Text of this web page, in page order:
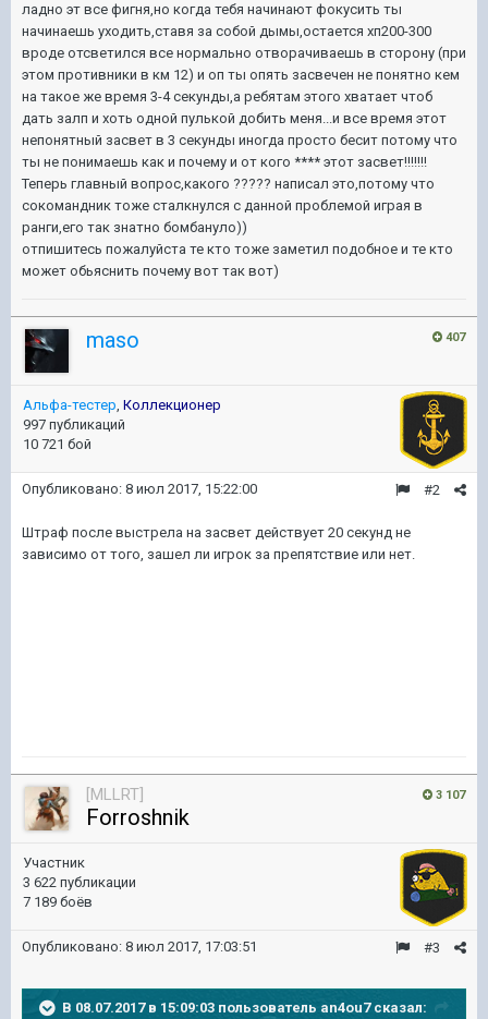
ладно эт все фигня,но когда тебя начинают фокусить ты
начинаешь уходить,ставя за собой дымы,остается хп200-300
вроде отсветился все нормально отворачиваешь в сторону (при
этом противники в км 12) и оп ты опять засвечен не понятно кем
на такое же время 3-4 секунды,а ребятам этого хватает чтоб
дать залп и хоть одной пулькой добить меня...и все время этот
непонятный засвет в 3 секунды иногда просто бесит потому что
ты не понимаешь как и почему и от кого **** этот засвет!!!!!!!
Теперь главный вопрос,какого ????? написал это,потому что
сокомандник тоже сталкнулся с данной проблемой играя в
ранги,его так знатно бомбануло))
отпишитесь пожалуйста те кто тоже заметил подобное и те кто
может обьяснить почему вот так вот)
407
maso
Альфа-тестер, Коллекционер
997 публикаций
10 721 бой
#2
Опубликовано: 8 июл 2017, 15:22:00
Штраф после выстрела на засвет действует 20 секунд не
зависимо от того, зашел ли игрок за препятствие или нет.
3 107
[MLLRT]
Forroshnik
Участник
3 622 публикации
7 189 боёв
#3
Опубликовано: 8 июл 2017, 17:03:51
В 08.07.2017 в 15:09:03 пользователь an4ou7сказал: